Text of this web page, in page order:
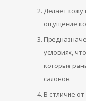
Делает кожу
ощущение
условиях,
которые
салонов.
В отличие